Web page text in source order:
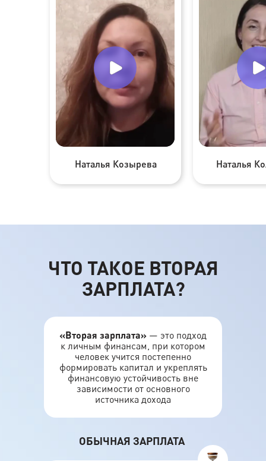
Наталья Козырева Наталья
ЧТО ТАКОЕ ВТОРАЯ
ЗАРПЛАТА?
«Вторая зарплата» — это подход
к личным финансам, при котором
человек учится постепенно
формировать капитал и укреплять
финансовую устойчивость вне
зависимости от основного
источника дохода
ОБЫЧНАЯ ЗАРПЛАТА